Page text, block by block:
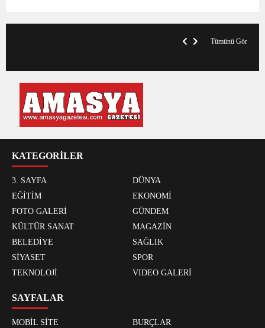
Tümünü Gör
KATEGORİLER
3. SAYFA
DÜNYA
EĞİTİM
EKONOMİ
FOTO GALERİ
GÜNDEM
KÜLTÜR SANAT
MAGAZİN
BELEDİYE
SAĞLIK
SİYASET
SPOR
TEKNOLOJİ
VIDEO GALERİ
SAYFALAR
MOBİL SİTE BURÇLAR